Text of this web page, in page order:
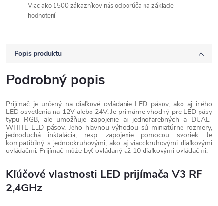
Viac ako 1500 zákazníkov nás odporúča na základe
hodnotení
Popis produktu
Podrobný popis
Prijímač je určený na diaľkové ovládanie LED pásov, ako aj iného
LED osvetlenia na 12V alebo 24V. Je primárne vhodný pre LED pásy
typu RGB, ale umožňuje zapojenie aj jednofarebných a DUAL-
WHITE LED pásov. Jeho hlavnou výhodou sú miniatúrne rozmery,
jednoduchá inštalácia, resp. zapojenie pomocou svoriek. Je
kompatibilný s jednookruhovými, ako aj viacokruhovými diaľkovými
ovládačmi. Prijímač môže byť ovládaný až 10 diaľkovými ovládačmi.
Kľúčové vlastnosti LED prijímača V3 RF
2,4GHz